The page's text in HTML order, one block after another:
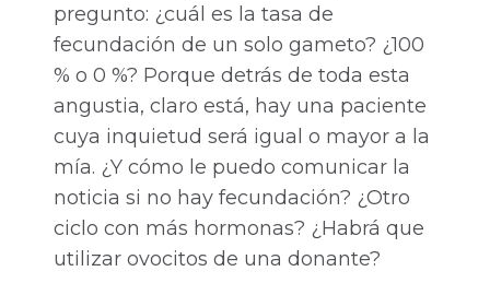
pregunto: ¿cuál es la tasa de
fecundación de un solo gameto? ¿100
% o 0 %? Porque detrás de toda esta
angustia, claro está, hay una paciente
cuya inquietud será igual o mayor a la
mía. ¿Y cómo le puedo comunicar la
noticia si no hay fecundación? ¿Otro
ciclo con más hormonas? ¿Habrá que
utilizar ovocitos de una donante?